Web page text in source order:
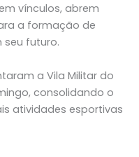
vínculos, abrem
a formação de
futuro.
a Vila Militar do
consolidando o
atividades esportivas